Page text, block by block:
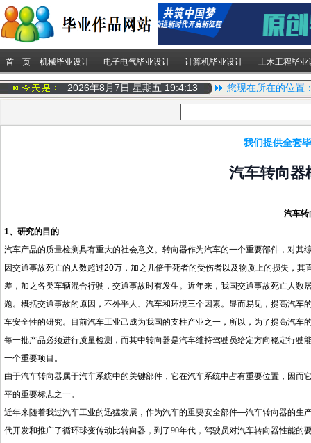
首 页 机械毕业设计 电子电气毕业设计 计算机毕业设计 土木工程毕业
2026年8月7日 星期五 19:4:13 您现在所在的位置
我们提供全套
汽车转向器
汽车转
1、研究的目的
汽车产品的质量检测具有重大的社会意义。转向器作为汽车的一个重要部件，对
因交通事故死亡的人数超过20万，加之几倍于死者的受伤者以及物质上的损失，
差，加之各类车辆混合行驶，交通事故时有发生。近年来，我国交通事故死亡人
题。概括交通事故的原因，不外乎人、汽车和环境三个因素。显而易见，提高汽
车安全性的研究。目前汽车工业己成为我国的支柱产业之一，所以，为了提高汽
每一批产品必须进行质量检测，而其中转向器是汽车维持驾驶员给定方向稳定行驶
一个重要项目。
由于汽车转向器属于汽车系统中的关键部件，它在汽车系统中占有重要位置，因
平的重要标志之一。
近年来随着我过汽车工业的迅猛发展，作为汽车的重要安全部件—汽车转向器的生
代开发和推广了循环球变传动比转向器，到了90年代，驾驶员对汽车转向器性能的